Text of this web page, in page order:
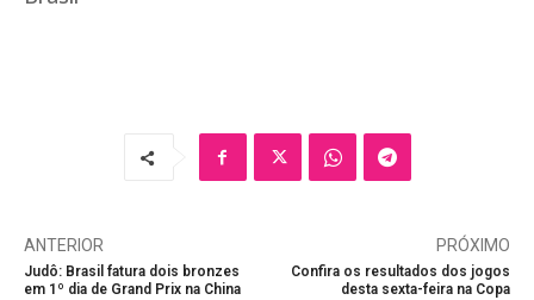
ANTERIOR
Judô: Brasil fatura dois bronzes
em 1º dia de Grand Prix na China
PRÓXIMO
Confira os resultados dos jogos
desta sexta-feira na Copa